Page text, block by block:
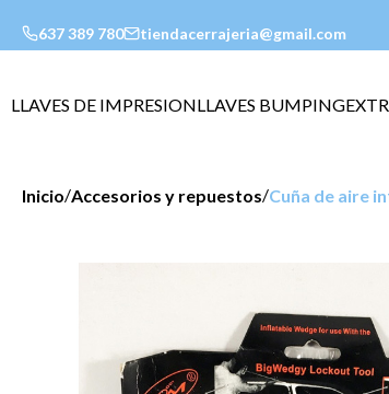
637 389 780 tiendacerrajeria@gmail.com
LLAVES DE IMPRESIONLLAVES BUMPING
Inicio/Accesorios y repuestos/Cuña de aire